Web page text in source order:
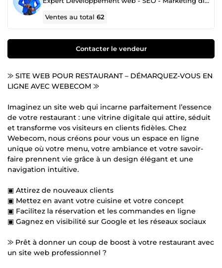
Ventes au total62
Contacter le vendeur
⨠ SITE WEB POUR RESTAURANT – DÉMARQUEZ-VOUS EN
LIGNE AVEC WEBECOM ⨠
Imaginez un site web qui incarne parfaitement l’essence
de votre restaurant : une vitrine digitale qui attire, séduit
et transforme vos visiteurs en clients fidèles. Chez
Webecom, nous créons pour vous un espace en ligne
unique où votre menu, votre ambiance et votre savoir-
faire prennent vie grâce à un design élégant et une
navigation intuitive.
▣ Attirez de nouveaux clients
▣ Mettez en avant votre cuisine et votre concept
▣ Facilitez la réservation et les commandes en ligne
▣ Gagnez en visibilité sur Google et les réseaux sociaux
⨠ Prêt à donner un coup de boost à votre restaurant avec
un site web professionnel ?